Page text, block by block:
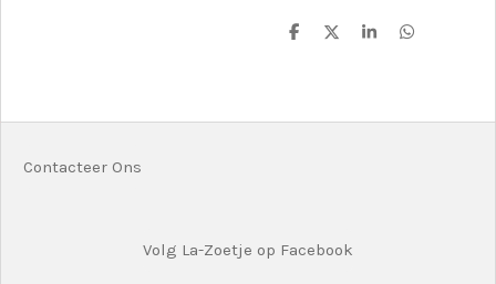
D
D
S
D
Contacteer Ons
Volg La-Zoetje op Facebook